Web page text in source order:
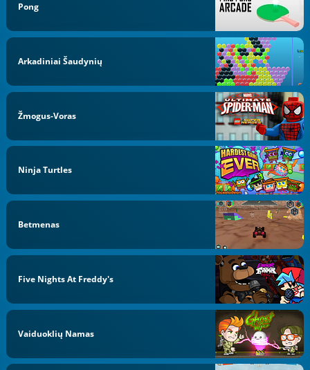
Pong
Arkadiniai Šaudynių
Žmogus-Voras
Ninja Turtles
Betmenas
Five Nights At Freddy's
Vaiduoklių Namas